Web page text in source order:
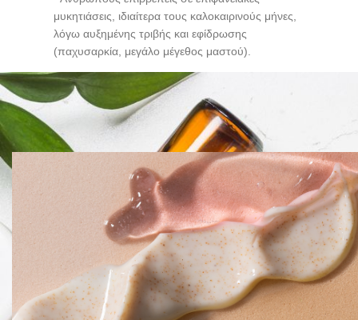
μυκητιάσεις, ιδιαίτερα τους καλοκαιρινούς μήνες,
λόγω αυξημένης τριβής και εφίδρωσης
(παχυσαρκία, μεγάλο μέγεθος μαστού).